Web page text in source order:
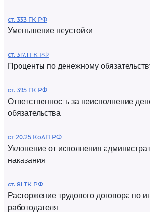
ст. 333 ГК РФ
Уменьшение неустойки
ст. 317.1 ГК РФ
Проценты по денежному
ст. 395 ГК РФ
Ответственность за неисполнение
обязательства
ст 20.25 КоАП РФ
Уклонение от исполнения
наказания
ст. 81 ТК РФ
Расторжение трудового договора по
работодателя